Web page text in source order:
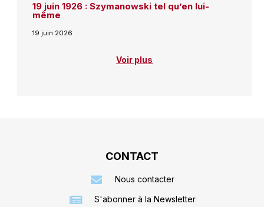
19 juin 1926 : Szymanowski tel qu’en lui-
même
19 juin 2026
Voir plus
CONTACT
Nous contacter
S'abonner à la Newsletter